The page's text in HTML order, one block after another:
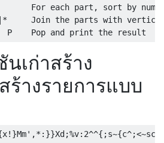
For each part, sort by
Join the parts with
นเก่าสร้าง
ร้างรายการแบบ